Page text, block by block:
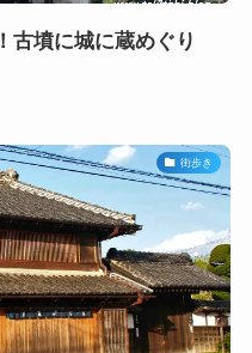
古墳に城に蔵めぐり
街歩き